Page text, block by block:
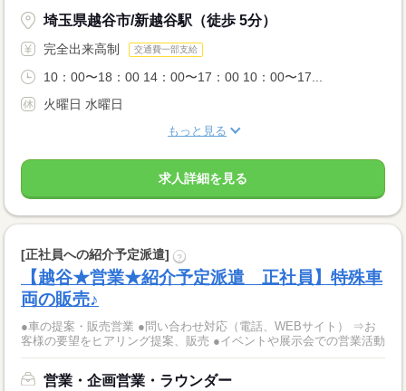
埼玉県越谷市/新越谷駅（徒歩 5分）
完全出来高制 交通費一部支給
10：00〜18：00 14：00〜17：00 10：00〜17...
火曜日 水曜日
もっと見る
求人詳細を見る
[正社員への紹介予定派遣] ?
【越谷★営業★紹介予定派遣 正社員】特殊車
両の販売♪
●車の提案・販売営業 ●問い合わせ対応（電話、WEBサイト） ⇒お
客様の要望をヒアリング提案、販売 ●イベントや展示会での営業活動
営業・企画営業・ラウンダー